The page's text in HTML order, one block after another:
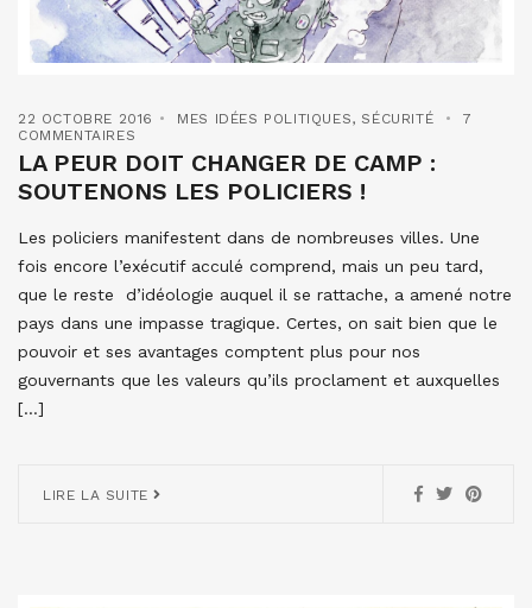
22 OCTOBRE 2016 MES IDÉES POLITIQUES, SÉCURITÉ
7
COMMENTAIRES
LA PEUR DOIT CHANGER DE CAMP :
SOUTENONS LES POLICIERS !
Les policiers manifestent dans de nombreuses villes. Une
fois encore l’exécutif acculé comprend, mais un peu tard,
que le reste d’idéologie auquel il se rattache, a amené notre
pays dans une impasse tragique. Certes, on sait bien que le
pouvoir et ses avantages comptent plus pour nos
gouvernants que les valeurs qu’ils proclament et auxquelles
[…]
LIRE LA SUITE